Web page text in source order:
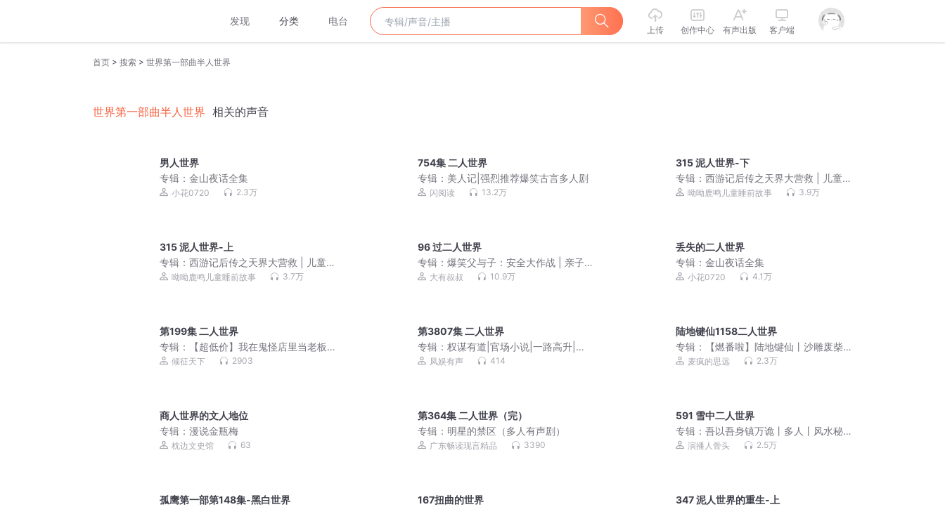
发现 分类 电台
上传 创作中心 有声出版 客户端
首页 > 搜索 > 世界第一部曲半人世界
世界第一部曲半人世界 相关的声音
男人世界
专辑： 金山夜话全集
小花0720 2.3万
754集 二人世界
专辑： 美人记|强烈推荐爆笑古言多人剧
闪阅读 13.2万
315 泥人世界-下
专辑：西游记后传之天界大营救 | 儿童
睡前故事
呦呦鹿鸣儿童睡前故事 3.9万
315 泥人世界-上
专辑： 西游记后传之天界大营救 | 儿童
睡前故事
呦呦鹿鸣儿童睡前故事 3.7万
96 过二人世界
专辑：爆笑父与子：安全大作战 | 亲子
笑话 | 儿童睡前故事
大有叔叔 10.9万
丢失的二人世界
专辑：金山夜话全集
小花0720 4.1万
第199集 二人世界
专辑：
【超低价】我在鬼怪店里当老板
丨镇魂同款丨现代幻想悬疑
倾征天下 2903
第3807集 二人世界
专辑：权谋有道|官场小说|一路高升|青
云直上
凤娱有声 414
陆地键仙1158二人世界
专辑：
【燃番啦】陆地键仙丨沙雕废柴
流搞笑玄幻|偷香高手作者新作VIP免费|
麦疯的思远 2.3万
商人世界的文人地位
专辑： 漫说金瓶梅
枕边文史馆 63
第364集 二人世界（完）
专辑： 明星的禁区（多人有声剧）
广东畅读现言精品 3390
591 雪中二人世界
专辑：吾以吾身镇万诡丨多人丨风水秘
术丨都市丨悬疑恐怖灵异
演播人骨头 2.5万
孤鹰第一部第148集-黑白世界
167扭曲的世界
347 泥人世界的重生-上